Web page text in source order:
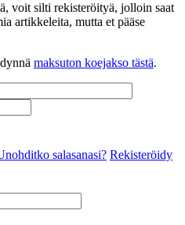
voit silti rekisteröityä, jolloin saat
artikkeleita, mutta et pääse
maksuton koejakso tästä.
salasanasi? Rekisteröidy